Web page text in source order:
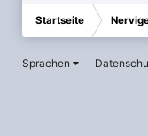
Startseite
Sprachen